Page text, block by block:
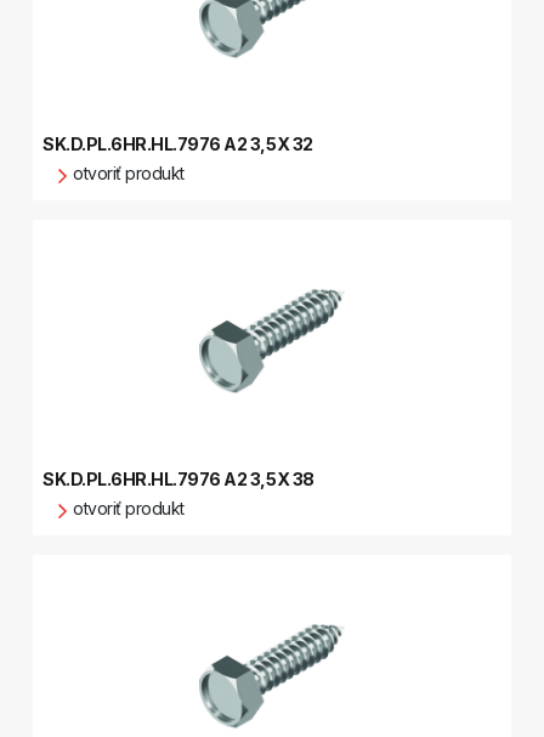
SK.D.PL.6HR.HL.7976 A2 3,5X 32
otvoriť produkt
SK.D.PL.6HR.HL.7976 A2 3,5X 38
otvoriť produkt